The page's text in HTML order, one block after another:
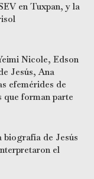
en Tuxpan, y la
Nicole, Edson
Jesús, Ana
efemérides de
que forman parte
biografía de Jesús
el